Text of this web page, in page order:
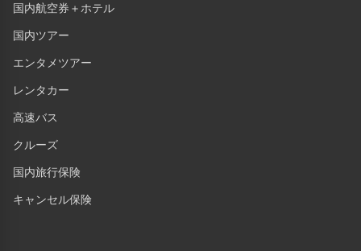
国内航空券＋ホテル
国内ツアー
エンタメツアー
レンタカー
高速バス
クルーズ
国内旅行保険
キャンセル保険